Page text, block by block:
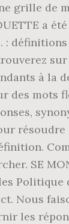
grille de
a
:
à la
des mots
résoudre
SE
Politique
Nous
les